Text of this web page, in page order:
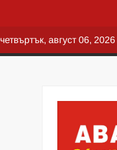
четвъртък, август 06, 2026